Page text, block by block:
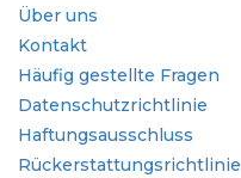
Über uns
Kontakt
Häufig gestellte Fragen
Datenschutzrichtlinie
Haftungsausschluss
Rückerstattungsrichtlinie